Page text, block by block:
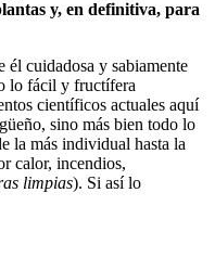
y, en definitiva, para
él cuidadosa y sabiamente
lo fácil y fructífera
científicos actuales aquí
sino más bien todo lo
la más individual hasta la
calor, incendios,
limpias). Si así lo